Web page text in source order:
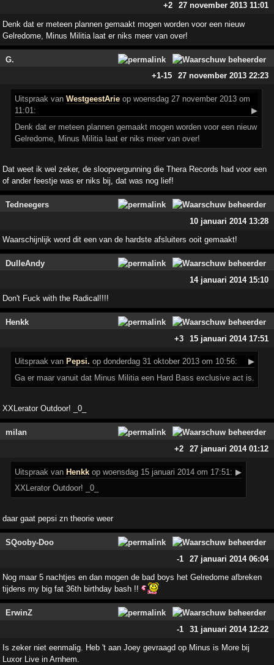
+2
27 november 2013 11:01
Denk dat er meteen plannen gemaakt mogen worden voor een nieuw
Gelredome, Minus Militia laat er niks meer van over!
G.
+1-15 27 november 2013 22:23
Uitspraak vanWestgeestArie op woensdag 27 november 2013 om
11:01:
▶
Denk dat er meteen plannen gemaakt mogen worden voor een nieuw
Gelredome, Minus Militia laat er niks meer van over!
Dat weet ik wel zeker, de sloopvergunning die Thera Records had voor een
of ander feestje was er niks bij, dat was nog lief!
Tedneegers
10 januari 2014 13:28
Waarschijnlijk word dit een van de hardste afsluiters ooit gemaakt!
DulleAndy
14 januari 2014 15:10
Don't Fuck with the Radical!!!!
Henkk
+3
15 januari 2014 17:51
Uitspraak van Pepsi. op donderdag 31 oktober 2013 om 10:56:
▶
Ga er maar vanuit dat Minus Militia een Hard Bass exclusive act is.
XXLerator Outdoor! _0_
milan
+2
27 januari 2014 01:12
Uitspraak vanHenkk op woensdag 15 januari 2014 om 17:51: ▶
XXLerator Outdoor! _0_
daar gaat pepsi zn theorie weer
SQooby-Doo
-1
27 januari 2014 06:04
Nog maar 5 nachtjes en dan mogen de bad boys het Gelredome afbreken
tijdens my big fat 36th birthday bash !!
ErwinZ
-1
31 januari 2014 12:22
Is zeker niet eenmalig. Heb 't aan Joey gevraagd op Minus is More bij
Luxor Live in Arnhem.